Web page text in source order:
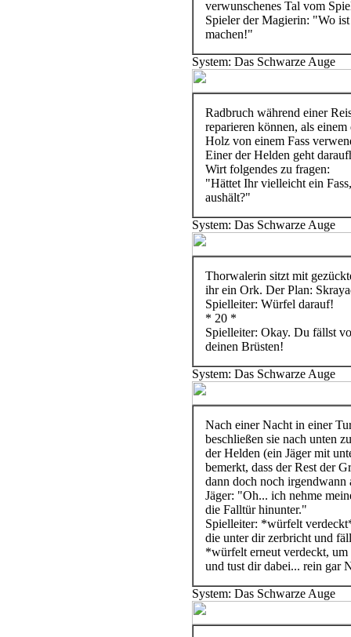
verwunschenes Tal vom
Spieler der Magierin: "Wo
machen!"
System: Das Schwarze Auge
Radbruch während einer
reparieren können, als
Holz von einem Fass
Einer der Helden geht
Wirt folgendes zu fragen:
"Hättet Ihr vielleicht ein
aushält?"
System: Das Schwarze Auge
Thorwalerin sitzt mit
ihr ein Ork. Der Plan:
Spielleiter: Würfel darauf!
* 20 *
Spielleiter: Okay. Du fällst
deinen Brüsten!
System: Das Schwarze Auge
Nach einer Nacht in einer
beschließen sie nach unten
der Helden (ein Jäger mit
bemerkt, dass der Rest der
dann doch noch irgendwann
Jäger: "Oh... ich nehme
die Falltür hinunter."
Spielleiter: *würfelt
die unter dir zerbricht und
*würfelt erneut verdeckt,
und tust dir dabei... rein gar
System: Das Schwarze Auge